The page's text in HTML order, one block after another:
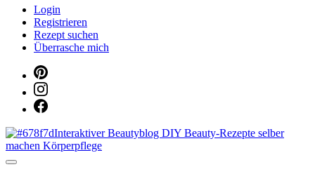
Login
Registrieren
Rezept suchen
Überrasche mich